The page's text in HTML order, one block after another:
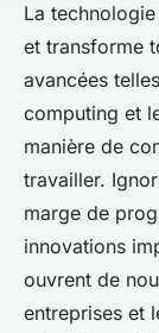
La
et transforme
avancées
computing et
manière de
travailler.
marge de
innovations
ouvrent de
entreprises et